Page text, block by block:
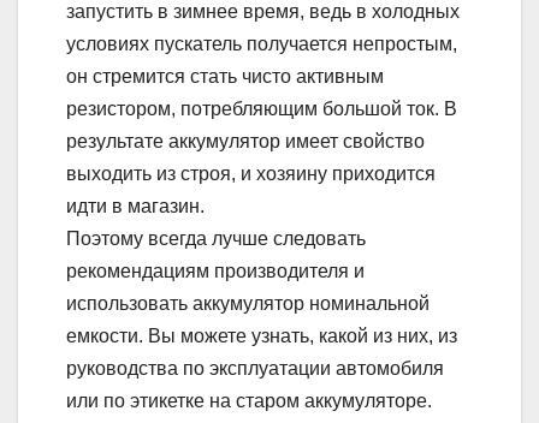
запустить в зимнее время, ведь в холодных
условиях пускатель получается непростым,
он стремится стать чисто активным
резистором, потребляющим большой ток. В
результате аккумулятор имеет свойство
выходить из строя, и хозяину приходится
идти в магазин.
Поэтому всегда лучше следовать
рекомендациям производителя и
использовать аккумулятор номинальной
емкости. Вы можете узнать, какой из них, из
руководства по эксплуатации автомобиля
или по этикетке на старом аккумуляторе.